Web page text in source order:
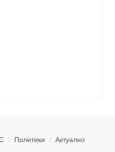
Политики
Актуално